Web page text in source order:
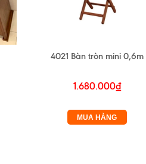
4021 Bàn tròn mini 0,6m
1.680.000₫
MUA HÀNG